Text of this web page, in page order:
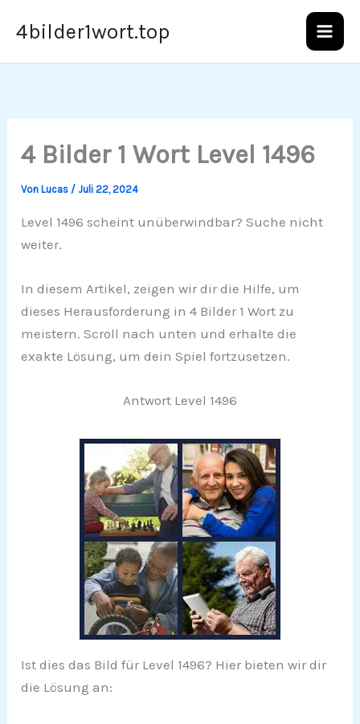
Inhalt
4bilder1wort.top
4 Bilder 1 Wort Level 1496
VonLucas /Juli 22, 2024
Level 1496 scheint unüberwindbar? Suche nicht
weiter.
In diesem Artikel, zeigen wir dir die Hilfe, um
dieses Herausforderung in 4 Bilder 1 Wort zu
meistern. Scroll nach unten und erhalte die
exakte Lösung, um dein Spiel fortzusetzen.
Antwort Level 1496
Ist dies das Bild für Level 1496? Hier bieten wir dir
die Lösung an: